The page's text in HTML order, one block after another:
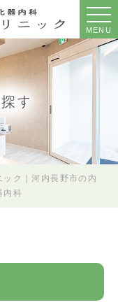
MENU
す
ク｜河内長野市の内
内科